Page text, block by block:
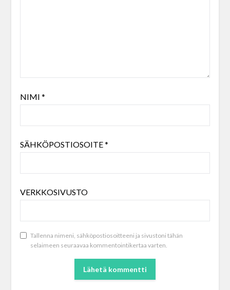
NIMI *
SÄHKÖPOSTIOSOITE*
VERKKOSIVUSTO
Tallenna nimeni, sähköpostiosoitteeni ja sivustoni tähän
selaimeen seuraavaa kommentointikertaa varten.